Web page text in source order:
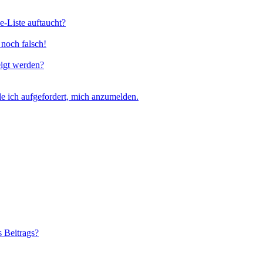
Liste auftaucht?
falsch!
werden?
ich aufgefordert, mich anzumelden.
Beitrags?